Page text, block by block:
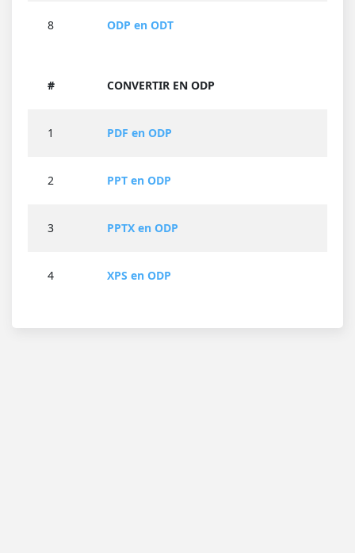
8 ODP en ODT
# CONVERTIR EN ODP
1 PDF en ODP
2 PPT en ODP
3 PPTX en ODP
4 XPS en ODP